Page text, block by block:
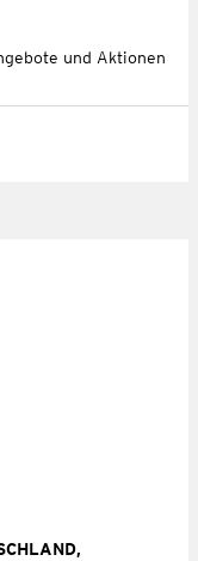
und Aktionen